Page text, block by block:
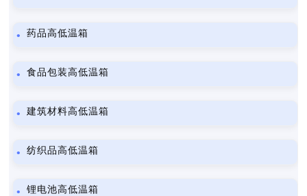
药品高低温箱
食品包装高低温箱
建筑材料高低温箱
纺织品高低温箱
锂电池高低温箱